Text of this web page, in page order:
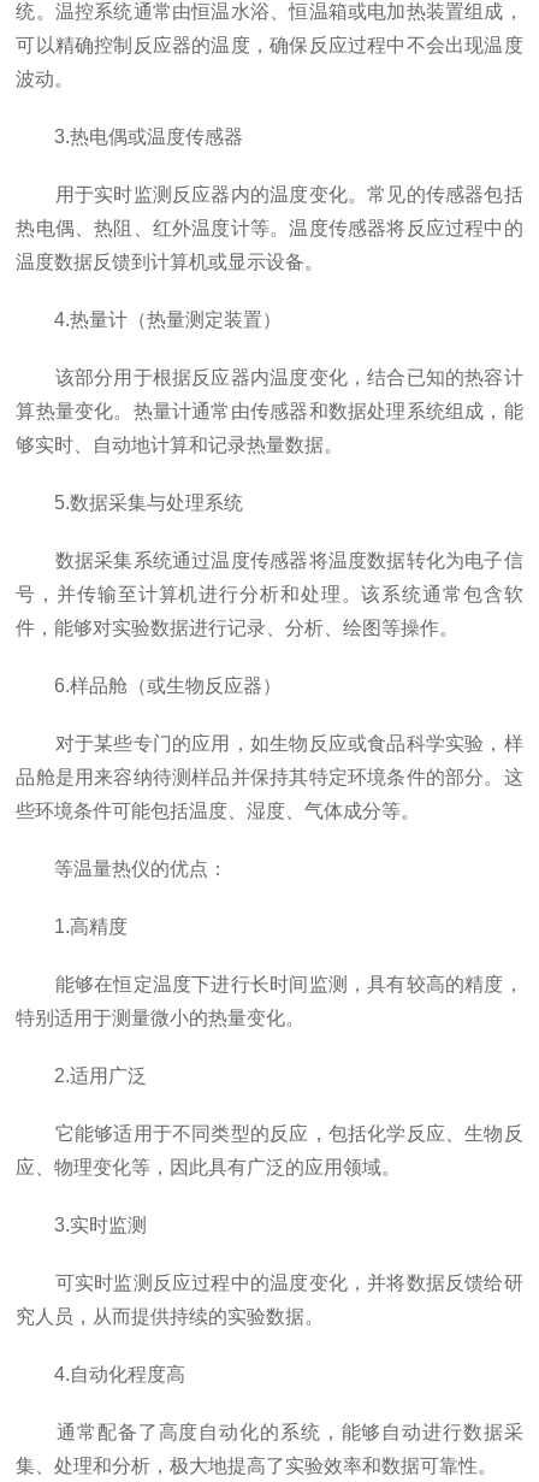
统。温控系统通常由恒温水浴、恒温箱或电加热装置组成，
可以精确控制反应器的温度，确保反应过程中不会出现温度
波动。
3.热电偶或温度传感器
用于实时监测反应器内的温度变化。常见的传感器包括
热电偶、热阻、红外温度计等。温度传感器将反应过程中的
温度数据反馈到计算机或显示设备。
4.热量计（热量测定装置）
该部分用于根据反应器内温度变化，结合已知的热容计
算热量变化。热量计通常由传感器和数据处理系统组成，能
够实时、自动地计算和记录热量数据。
5.数据采集与处理系统
数据采集系统通过温度传感器将温度数据转化为电子信
号，并传输至计算机进行分析和处理。该系统通常包含软
件，能够对实验数据进行记录、分析、绘图等操作。
6.样品舱（或生物反应器）
对于某些专门的应用，如生物反应或食品科学实验，样
品舱是用来容纳待测样品并保持其特定环境条件的部分。这
些环境条件可能包括温度、湿度、气体成分等。
等温量热仪的优点：
1.高精度
能够在恒定温度下进行长时间监测，具有较高的精度，
特别适用于测量微小的热量变化。
2.适用广泛
它能够适用于不同类型的反应，包括化学反应、生物反
应、物理变化等，因此具有广泛的应用领域。
3.实时监测
可实时监测反应过程中的温度变化，并将数据反馈给研
究人员，从而提供持续的实验数据。
4.自动化程度高
通常配备了高度自动化的系统，能够自动进行数据采
集、处理和分析，极大地提高了实验效率和数据可靠性。